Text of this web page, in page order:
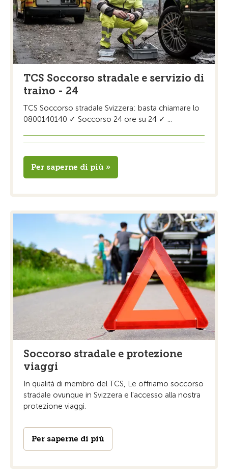
TCS Soccorso stradale e servizio di
traino - 24
TCS Soccorso stradale Svizzera: basta chiamare lo
0800140140 ✓ Soccorso 24 ore su 24 ✓ ...
Per saperne di più »
Soccorso stradale e protezione
viaggi
In qualità di membro del TCS, Le offriamo soccorso
stradale ovunque in Svizzera e l'accesso alla nostra
protezione viaggi.
Per saperne di più